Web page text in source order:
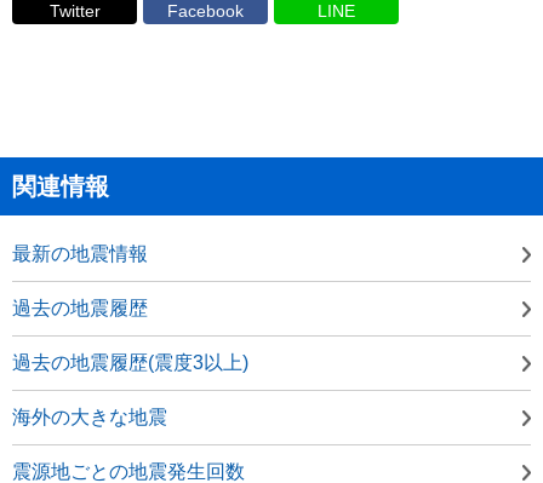
Twitter Facebook LINE
関連情報
最新の地震情報
過去の地震履歴
過去の地震履歴(震度3以上)
海外の大きな地震
震源地ごとの地震発生回数